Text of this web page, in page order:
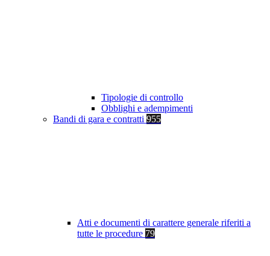
Tipologie di controllo
Obblighi e adempimenti
Bandi di gara e contratti 955
Atti e documenti di carattere generale riferiti a
tutte le procedure 79